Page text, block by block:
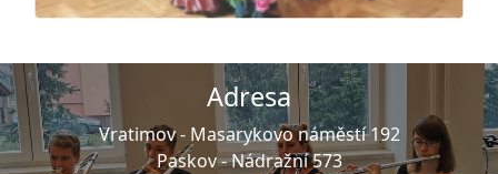
Adresa
Vratimov - Masarykovo náměstí 192
Paskov -Nádražní 573